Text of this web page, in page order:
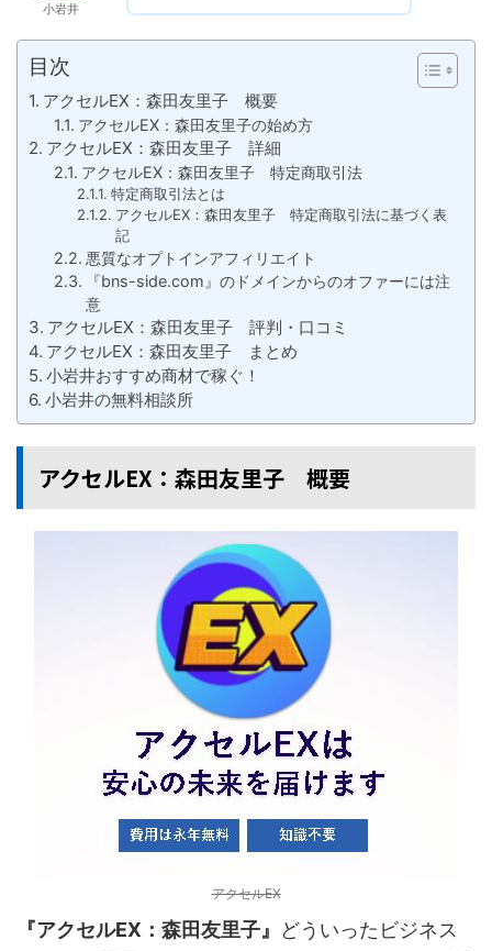
小岩井
目次
アクセルEX：森田友里子 概要
アクセルEX：森田友里子の始め方
アクセルEX：森田友里子 詳細
アクセルEX：森田友里子 特定商取引法
特定商取引法とは
アクセルEX：森田友里子 特定商取引法に基づく表
記
悪質なオプトインアフィリエイト
『bns-side.com』のドメインからのオファーには注
意
アクセルEX：森田友里子 評判・口コミ
アクセルEX：森田友里子 まとめ
小岩井おすすめ商材で稼ぐ！
小岩井の無料相談所
アクセルEX：森田友里子 概要
アクセルEX
『アクセルEX：森田友里子』
どういったビジネス